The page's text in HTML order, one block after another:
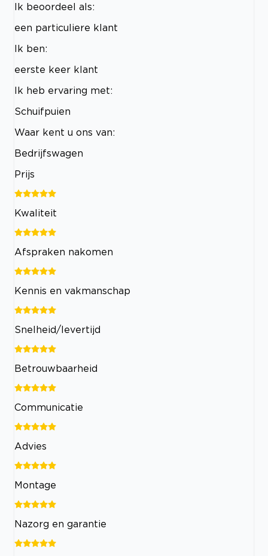
Ik beoordeel als:
een particuliere klant
Ik ben:
eerste keer klant
Ik heb ervaring met:
Schuifpuien
Waar kent u ons van:
Bedrijfswagen
Prijs
Kwaliteit
Afspraken nakomen
Kennis en vakmanschap
Snelheid/levertijd
Betrouwbaarheid
Communicatie
Advies
Montage
Nazorg en garantie